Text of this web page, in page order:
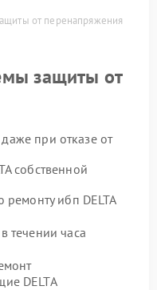
от перенапряжения
защиты от
даже при отказе от
собственной
ибп DELTA
течении часа
DELTA